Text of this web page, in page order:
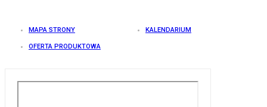
MAPA STRONY KALENDARIUM
OFERTA PRODUKTOWA